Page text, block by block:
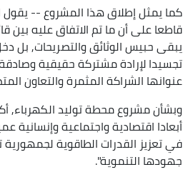
كما يمثل إطلاق هذا المشروع -- يقول
قاطعا على أن ما تم الاتفاق عليه بين
يبقى حبيس الوثائق والتصريحات, بل
تجسيدا لإرادة مشتركة حقيقية وصادقة,
عنوانها الشراكة المثمرة والتعاون
وبشأن مشروع محطة توليد الكهرباء,
أبعادا اقتصادية واجتماعية وإنسانية
في تعزيز القدرات الطاقوية لجمهورية
جهودها التنموية".